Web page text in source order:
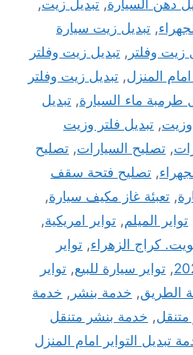
دهن السيارة, تبديل زيت,
, تبديل زيت سيارة
زيت وفلتر , تبديل زيت وفلتر
المنزل, تبديل زيت وفلتر
طرمبة ماء السيارة, تبديل
وزيت, تبديل فلتر وزيت
, تصليح السيارات, تصليح
, تصليح فتحة سقف
, تعبئة غاز مكيف سيارة,
تواير الميلم, تواير امريكية,
كراج الزهراء, تواير
, تواير سيارة للبيع, تواير
الطريق, خدمة بنشر , خدمة
, خدمة بنشر متنقل
تبديل التواير امام المنزل